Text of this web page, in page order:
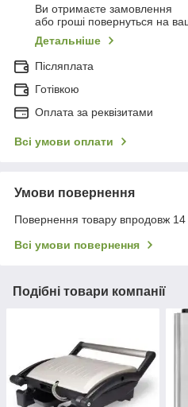
Ви отримаєте замовлення
або гроші повернуться на
Детальніше
Післяплата
Готівкою
Оплата за реквізитами
Всі умови оплати
Умови повернення
Повернення товару впродовж 14
Всі умови повернення
Подібні товари компанії